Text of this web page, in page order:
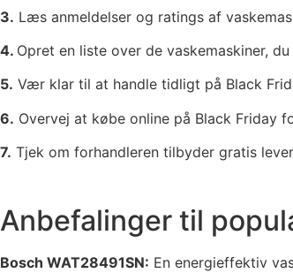
3. Læs anmeldelser og ratings af
4. Opret en liste over de vaskemaskiner,
5. Vær klar til at handle tidligt på Black
6. Overvej at købe online på Black Friday
7. Tjek om forhandleren tilbyder gratis
Anbefalinger til
Bosch WAT28491SN: En energieffektiv